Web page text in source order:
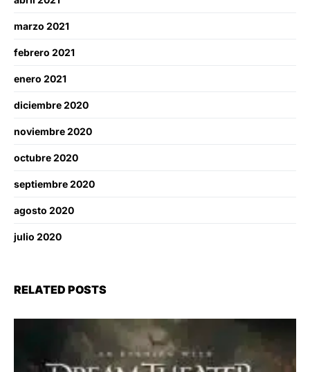
marzo 2021
febrero 2021
enero 2021
diciembre 2020
noviembre 2020
octubre 2020
septiembre 2020
agosto 2020
julio 2020
RELATED POSTS